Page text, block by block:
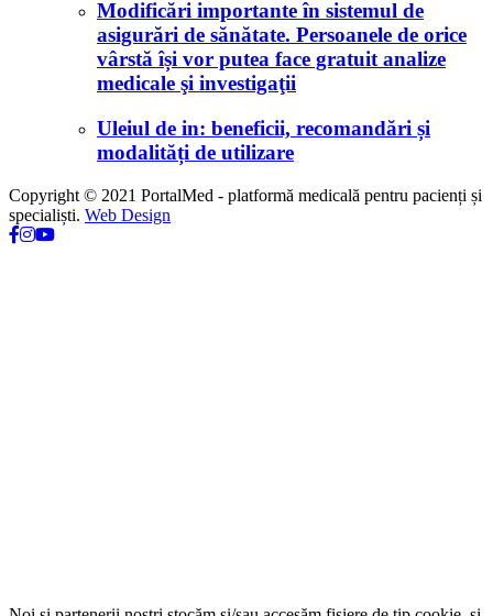
Modificări importante în sistemul de
asigurări de sănătate. Persoanele de orice
vârstă își vor putea face gratuit analize
medicale şi investigaţii
Uleiul de in: beneficii, recomandări și
modalități de utilizare
Copyright © 2021 PortalMed - platformă medicală pentru pacienți și
specialiști. Web Design